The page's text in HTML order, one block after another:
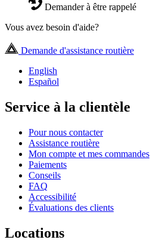
Demander à être rappelé
Vous avez besoin d'aide?
Demande d'assistance routière
English
Español
Service à la clientèle
Pour nous contacter
Assistance routière
Mon compte et mes commandes
Paiements
Conseils
FAQ
Accessibilité
Évaluations des clients
Locations